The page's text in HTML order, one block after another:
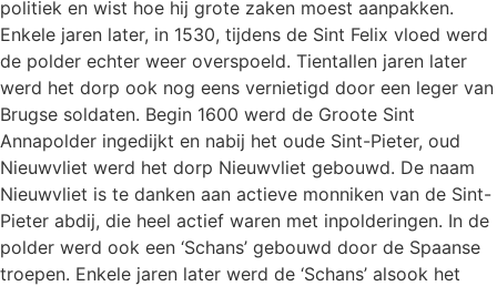
politiek en wist hoe hij grote zaken moest aanpakken.
Enkele jaren later, in 1530, tijdens de Sint Felix vloed werd
de polder echter weer overspoeld. Tientallen jaren later
werd het dorp ook nog eens vernietigd door een leger van
Brugse soldaten. Begin 1600 werd de Groote Sint
Annapolder ingedijkt en nabij het oude Sint-Pieter, oud
Nieuwvliet werd het dorp Nieuwvliet gebouwd. De naam
Nieuwvliet is te danken aan actieve monniken van de Sint-
Pieter abdij, die heel actief waren met inpolderingen. In de
polder werd ook een ‘Schans’ gebouwd door de Spaanse
troepen. Enkele jaren later werd de ‘Schans’ alsook het